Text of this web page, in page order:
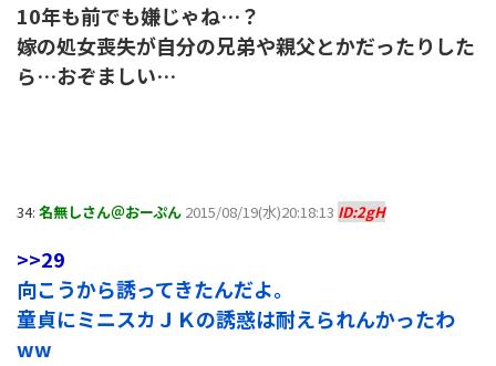
10年も前でも嫌じゃね…？
嫁の処女喪失が自分の兄弟や親父とかだったりした
ら…おぞましい…
34: 名無しさん＠おーぷん 2015/08/19(水)20:18:13 ID:2gH
>>29
向こうから誘ってきたんだよ。
童貞にミニスカＪＫの誘惑は耐えられんかったわ
ww